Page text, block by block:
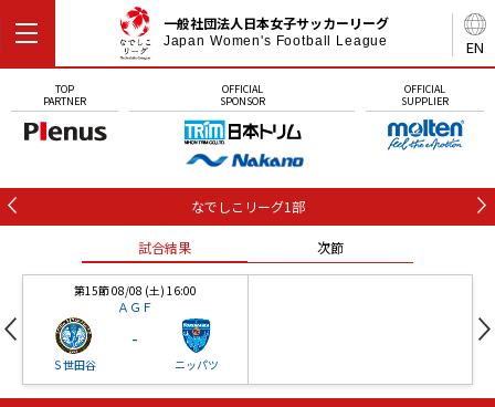
EN
一般社団法人日本女子サッカーリーグ
Japan Women's Football League
TOP
PARTNER
OFFICIAL
SPONSOR
OFFICIAL
SUPPLIER
なでしこリーグ1部
試合結果 次節
第15節 08/08 (土) 16:00
ＡＧＦ
Ｓ世田谷
-
ニッパツ